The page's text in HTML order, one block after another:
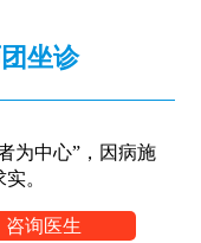
坐诊
为中心”，因病施
。
咨询医生